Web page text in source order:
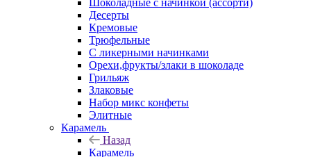
Шоколадные с начинкой (ассорти)
Десерты
Кремовые
Трюфельные
С ликерными начинками
Орехи,фрукты/злаки в шоколаде
Грильяж
Злаковые
Набор микс конфеты
Элитные
Карамель
Назад
Карамель